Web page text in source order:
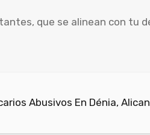
que se alinean con tu
Abusivos En Dénia,